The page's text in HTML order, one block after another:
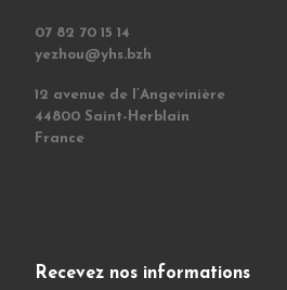
07 82 70 15 14
yezhou@yhs.bzh
12 avenue de l’Angevinière
44800 Saint-Herblain
France
Recevez nos informations